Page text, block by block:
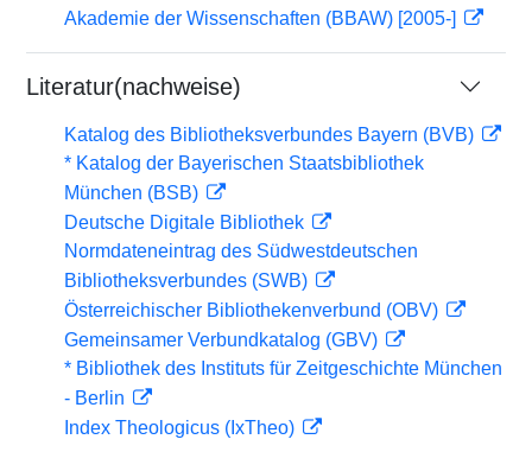
Akademie der Wissenschaften (BBAW) [2005-]
Literatur(nachweise)
Katalog des Bibliotheksverbundes Bayern (BVB)
* Katalog der Bayerischen Staatsbibliothek
München (BSB)
Deutsche Digitale Bibliothek
Normdateneintrag des Südwestdeutschen
Bibliotheksverbundes (SWB)
Österreichischer Bibliothekenverbund (OBV)
Gemeinsamer Verbundkatalog (GBV)
* Bibliothek des Instituts für Zeitgeschichte München
- Berlin
Index Theologicus (IxTheo)